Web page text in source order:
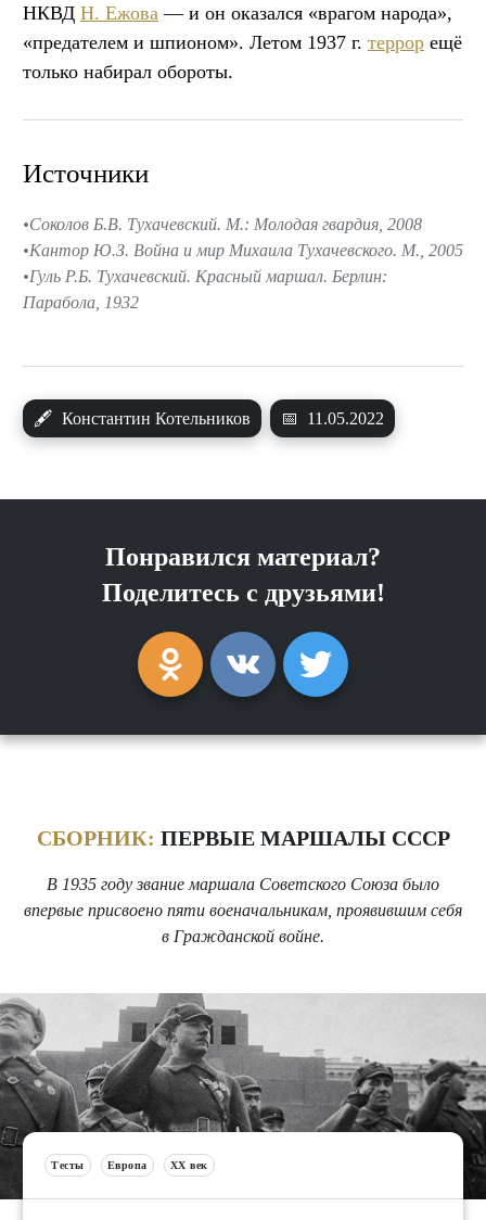
НКВД Н. Ежова — и он оказался «врагом народа»,
«предателем и шпионом». Летом 1937 г. террор ещё
только набирал обороты.
🖋 Константин Котельников 📅 11.05.2022
Источники
Соколов Б.В. Тухачевский. М.: Молодая гвардия, 2008
Кантор Ю.З. Война и мир Михаила Тухачевского. М., 2005
Гуль Р.Б. Тухачевский. Красный маршал. Берлин:
Парабола, 1932
Понравился материал?
Поделитесь с друзьями!
СБОРНИК: ПЕРВЫЕ МАРШАЛЫ СССР
В 1935 году звание маршала Советского Союза было
впервые присвоено пяти военачальникам, проявившим себя
в Гражданской войне.
Тесты Европа XX век